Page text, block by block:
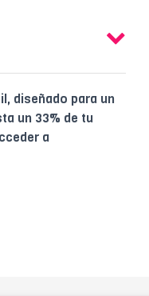
diseñado para un
un 33% de tu
a